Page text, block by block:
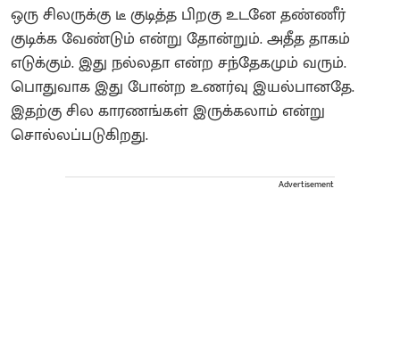
ஒரு சிலருக்கு டீ குடித்த பிறகு உடனே தண்ணீர்
குடிக்க வேண்டும் என்று தோன்றும். அதீத தாகம்
எடுக்கும். இது நல்லதா என்ற சந்தேகமும் வரும்.
பொதுவாக இது போன்ற உணர்வு இயல்பானதே.
இதற்கு சில காரணங்கள் இருக்கலாம் என்று
சொல்லப்படுகிறது.
Advertisement